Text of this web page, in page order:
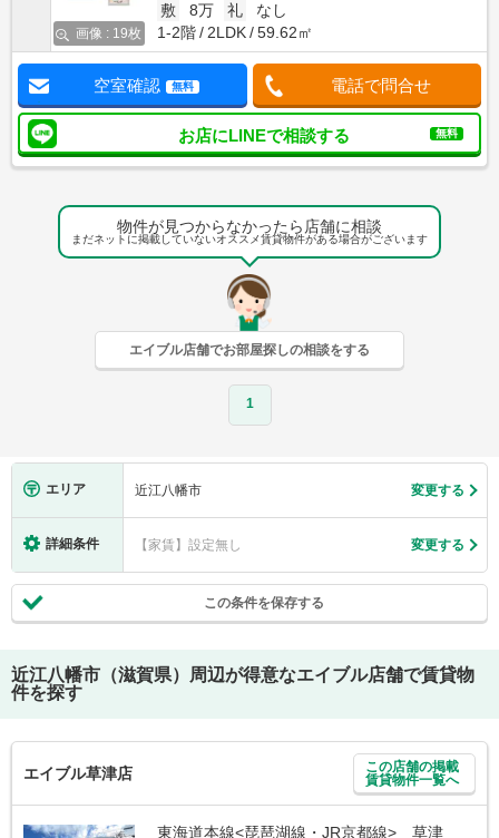
画像 : 19枚
敷
8万 礼
なし
1-2階
2LDK 59.62㎡
空室確認 無料 電話で問合せ
お店にLINEで相談する 無料
物件が見つからなかったら店舗に相談
まだネットに掲載していないオススメ賃貸物件がある場合がございます
エイブル店舗でお部屋探しの相談をする
1
エリア 近江八幡市 変更する
詳細条件 【家賃】設定無し 変更する
この条件を保存する
近江八幡市（滋賀県）
周辺が得意なエイブル店舗で賃貸物
件を探す
エイブル草津店
この店舗の掲載
賃貸物件一覧へ
東海道本線<琵琶湖線・JR京都線> 草津